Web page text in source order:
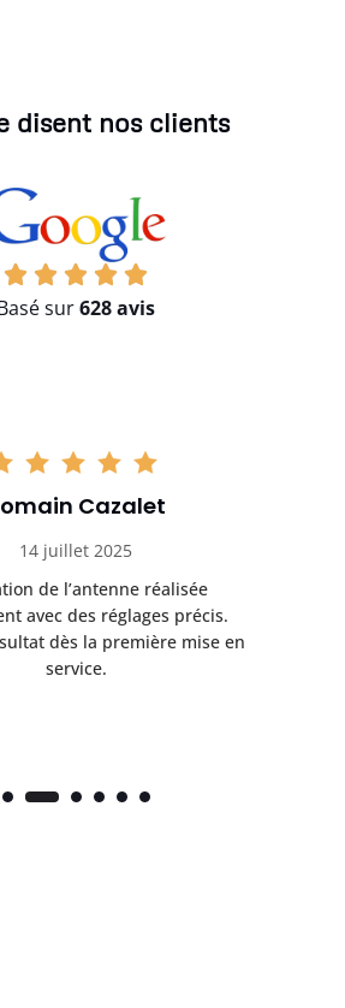
disent nos clients
sur628 avis
Cazalet
14 juillet 2025
de l’antenne réalisée
avec des réglages précis.
dès la première mise en
service.